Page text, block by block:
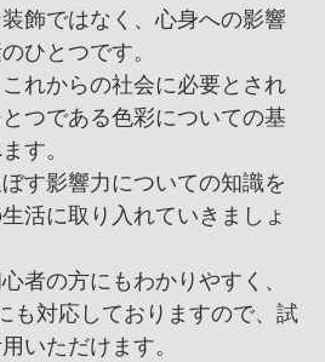
飾ではなく、心身への影響
ひとつです。
れからの社会に必要とされ
つである色彩についての基
す。
す影響力についての知識を
活に取り入れていきましょ
者の方にもわかりやすく、
も対応しておりますので、試
いただけます。